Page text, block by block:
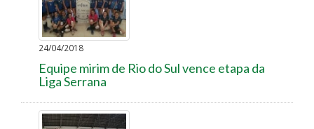
24/04/2018
Equipe mirim de Rio do Sul vence etapa da
Liga Serrana